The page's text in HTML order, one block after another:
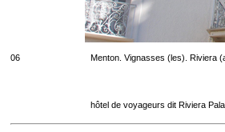
06 Menton. Vignasses (les). Riviera
hôtel de voyageurs dit Riviera